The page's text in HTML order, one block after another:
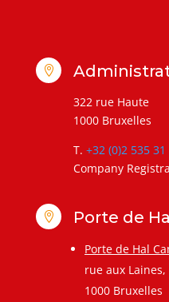

322 rue Haute
1000 Bruxelles
T. +32 (0)2 535 31
Company
 Porte de
Porte de Hal
rue aux Laines,
1000 Bruxelles